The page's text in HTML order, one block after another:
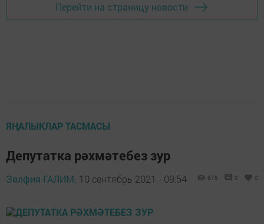
Перейти на страницу новости
ЯҢАЛЫКЛАР ТАСМАСЫ
Депутатка рәхмәтебез зур
Зөлфия ГАЛИМ, 10 сентябрь 2021 - 09:54 878 0 0